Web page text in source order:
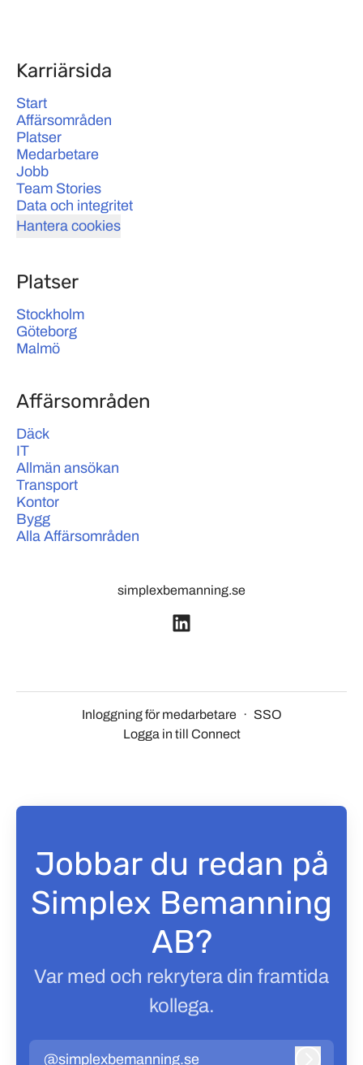
Karriärsida
Start
Affärsområden
Platser
Medarbetare
Jobb
Team Stories
Data och integritet
Hantera cookies
Platser
Stockholm
Göteborg
Malmö
Affärsområden
Däck
IT
Allmän ansökan
Transport
Kontor
Bygg
Alla Affärsområden
simplexbemanning.se
Inloggning för medarbetare · SSO
Logga in till Connect
Jobbar du redan på
Simplex Bemanning
AB?
Var med och rekrytera din framtida
kollega.
@simplexbemanning.se